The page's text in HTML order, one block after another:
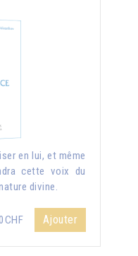
en lui, et même
cette voix du
divine.
Ajouter